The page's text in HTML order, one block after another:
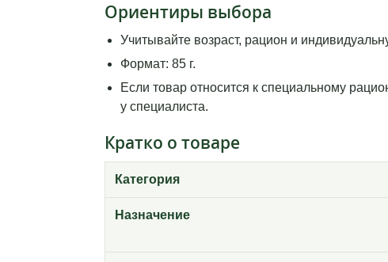
Ориентиры выбора
Учитывайте возраст, рацион и
Формат: 85 г.
Если товар относится к специальному
у специалиста.
Кратко о товаре
Категория
Назначение